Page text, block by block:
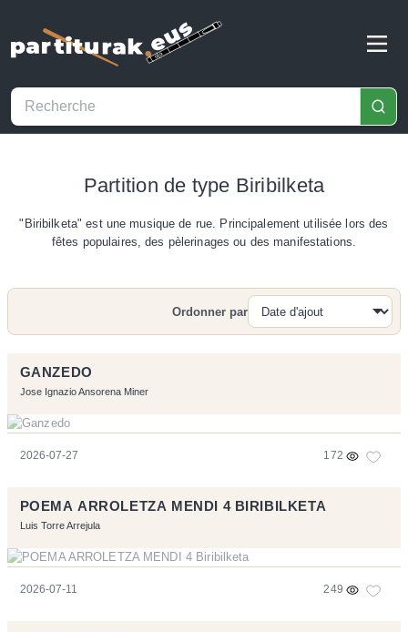
Partition de type Biribilketa
"Biribilketa" est une musique de rue. Principalement utilisée lors des
fêtes populaires, des pèlerinages ou des manifestations.
Recherche
Ordonner par
GANZEDO
Jose Ignazio Ansorena Miner
2026-07-27 172
POEMA ARROLETZA MENDI 4 BIRIBILKETA
Luis Torre Arrejula
2026-07-11 249